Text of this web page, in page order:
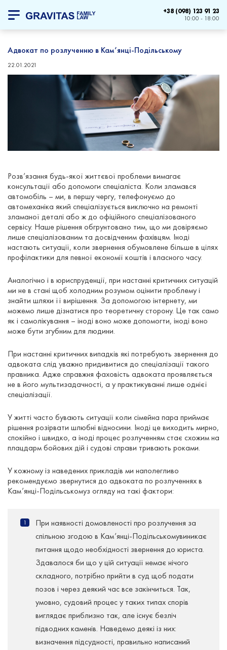
+38 (098) 123 91 23
10:00 - 18:00
Адвокат по розлученню в Кам’янці-Подільському
22.01.2021
Розв’язання будь-якої життєвої проблеми вимагає
консультації або допомоги спеціаліста. Коли зламався
автомобіль – ми, в першу чергу, телефонуємо до
автомеханіка який спеціалізується виключно на ремонті
зламаної деталі або ж до офіційного спеціалізованого
сервісу. Наше рішення обгрунтовано тим, що ми довіряємо
лише спеціалізованим та досвідченим фахівцям. Іноді
настають ситуації, коли звернення обумовлене більше в цілях
профілактики для певної економії коштів і власного часу.
Аналогічно і в юриспруденції, при настанні критичних ситуацій
ми не в стані щоб холодним розумом оцінити проблему і
знайти шляхи її вирішення. За допомогою інтернету, ми
можемо лише дізнатися про теоретичну сторону. Це так само
як і самолікування – іноді воно може допомогти, іноді воно
може бути згубним для людини.
При настанні критичних випадків які потребують звернення до
адвоката слід уважно придивитися до спеціалізації такого
правника. Адже справжня фаховість адвоката проявляється
не в його мультизадачності, а у практикуванні лише однієї
спеціалізації.
У житті часто бувають ситуації коли сімейна пара приймає
рішення розірвати шлюбні відносини. Іноді це виходить мирно,
спокійно і швидко, а іноді процес розлученням стає схожим на
плацдарм бойових дій і судові справи тривають роками.
У кожному із наведених прикладів ми наполегливо
рекомендуємо звернутися до адвоката по розлученнях в
Кам’янці-Подільськомуз огляду на такі фактори:
При наявності домовленості про розлучення за
спільною згодою в Кам’янці-Подільськомувиникає
питання щодо необхідності звернення до юриста.
Здавалося би що у цій ситуації немає нічого
складного, потрібно прийти в суд щоб подати
позов і через деякий час все закінчиться. Так,
умовно, судовий процес у таких типах спорів
виглядає приблизно так, але існує безліч
підводних каменів. Наведемо деякі із них:
визначення підсудності, правильно написаний